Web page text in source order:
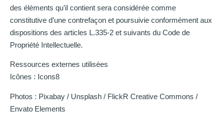
des éléments qu’il contient sera considérée comme
constitutive d’une contrefaçon et poursuivie conformément aux
dispositions des articles L.335-2 et suivants du Code de
Propriété Intellectuelle.
Ressources externes utilisées
Icônes : Icons8
Photos : Pixabay / Unsplash / FlickR Creative Commons /
Envato Elements